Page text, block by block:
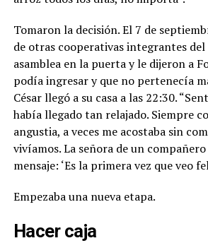
Tomaron la decisión. El 7 de
de otras cooperativas integrantes del
asamblea en la puerta y le dijeron a
podía ingresar y que no pertenecía
César llegó a su casa a las 22:30.
había llegado tan relajado. Siempre
angustia, a veces me acostaba sin
vivíamos. La señora de un
mensaje: ‘Es la primera vez que veo
Empezaba una nueva etapa.
Hacer caja